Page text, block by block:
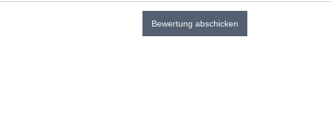
Bewertung abschicken